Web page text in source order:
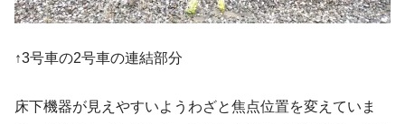
↑3号車の2号車の連結部分
床下機器が見えやすいようわざと焦点位置を変えていま